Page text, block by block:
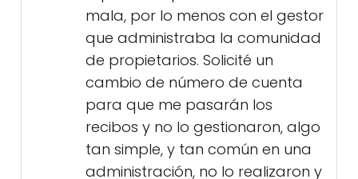
mala, por lo menos con el gestor
que administraba la comunidad
de propietarios. Solicité un
cambio de número de cuenta
para que me pasarán los
recibos y no lo gestionaron, algo
tan simple, y tan común en una
administración, no lo realizaron y